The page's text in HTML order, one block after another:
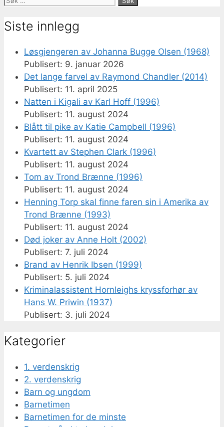
Siste innlegg
Løsgjengeren av Johanna Bugge Olsen (1968)
9. januar 2026
Det lange farvel av Raymond Chandler (2014)
11. april 2025
Natten i Kigali av Karl Hoff (1996)
11. august 2024
Blått til pike av Katie Campbell (1996)
11. august 2024
Kvartett av Stephen Clark (1996)
11. august 2024
Tom av Trond Brænne (1996)
11. august 2024
Henning Torp skal finne faren sin i Amerika av
Trond Brænne (1993)
11. august 2024
Død joker av Anne Holt (2002)
7. juli 2024
Brand av Henrik Ibsen (1999)
5. juli 2024
Kriminalassistent Hornleighs kryssforhør av
Hans W. Priwin (1937)
3. juli 2024
Kategorier
1. verdenskrig
2. verdenskrig
Barn og ungdom
Barnetimen
Barnetimen for de minste